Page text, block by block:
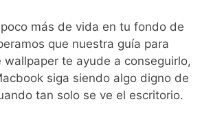
más de vida en tu fondo de
que nuestra guía para
wallpaper te ayude a conseguirlo,
siga siendo algo digno de
tan solo se ve el escritorio.